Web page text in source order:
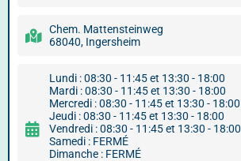
Chem. Mattensteinweg
68040, Ingersheim
Lundi : 08:30 - 11:45 et 13:30 - 18:00
Mardi : 08:30 - 11:45 et 13:30 - 18:00
Mercredi : 08:30 - 11:45 et 13:30 - 18:00
Jeudi : 08:30 - 11:45 et 13:30 - 18:00
Vendredi : 08:30 - 11:45 et 13:30 - 18:00
Samedi : FERMÉ
Dimanche : FERMÉ